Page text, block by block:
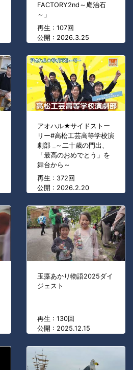
FACTORY2nd～庵治石
～」
再生 : 107回
公開 : 2026.3.25
アオハル★サイドストー
リー#高松工芸高等学校演
劇部 _～二十歳の門出、
「最高のおめでとう」を
舞台から～
再生 : 372回
公開 : 2026.2.20
玉藻あかり物語2025ダイ
ジェスト
再生 : 130回
公開 : 2025.12.15